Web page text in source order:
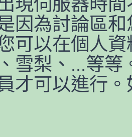
因為討論區
可以在個人
雪梨、...等
才可以進行